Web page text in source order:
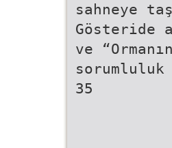
sahneye
Gösteride
ve
35